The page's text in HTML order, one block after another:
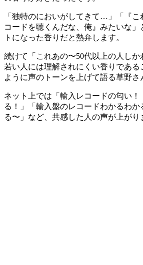
「独特のにおいがしてきて…」「『こ
コードを聴くんだな、俺』みたいな」
トになった香りだと熱弁します。
続けて「これあの〜50代以上の人しか
若い人には理解されにくい香りであ
ように声のトーンを上げて語る草野さ
ネット上では「輸入レコードの匂い
る！」「輸入盤のレコードわかるわ
る〜」など、共感した人の声が上がり